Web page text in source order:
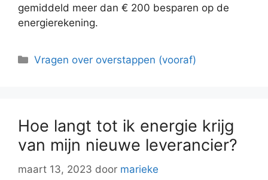
gemiddeld meer dan € 200 besparen op de
energierekening.
Categorieën
Vragen over overstappen (vooraf)
Hoe langt tot ik energie krijg
van mijn nieuwe leverancier?
maart 13, 2023 door marieke